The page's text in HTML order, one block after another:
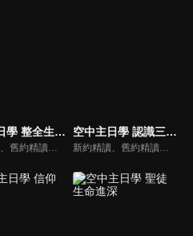
空中主日學 整全生活觀
新約精讀、舊約精讀、門徒造就、神學與教會歷史等主題系列，全方位裝備基督徒生命，教師與牧師精闢解析，幫助您更加明白聖經真理，走進神的心意。
空中主日學 認識三一上帝
新約精讀、舊約精讀、門徒造就、神學與教會歷史等主題系列，全方位裝備基督徒生命，教師與牧師精闢解析，幫助您更加明白聖經真理，走進神的心意。